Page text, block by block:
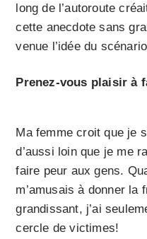
long de l’autoroute
cette anecdote sans
venue l’idée du
Prenez-vous plaisir à
Ma femme croit que je
d’aussi loin que je me
faire peur aux gens.
m’amusais à donner la
grandissant, j’ai
cercle de victimes!